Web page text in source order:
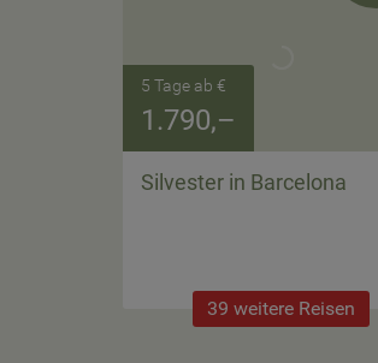
5 Tage ab €
1.790,–
Silvester in Barcelona
39 weitere Reisen